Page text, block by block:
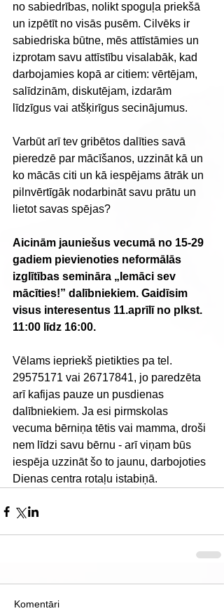
no sabiedrības, nolikt spoguļa priekšā
un izpētīt no visās pusēm. Cilvēks ir
sabiedriska būtne, mēs attīstāmies un
izprotam savu attīstību visalabāk, kad
darbojamies kopā ar citiem: vērtējam,
salīdzinām, diskutējam, izdarām
līdzīgus vai atšķirīgus secinājumus.
Varbūt arī tev gribētos dalīties savā
pieredzē par mācīšanos, uzzināt kā un
ko mācās citi un kā iespējams ātrāk un
pilnvērtīgāk nodarbināt savu prātu un
lietot savas spējas?
Aicinām jauniešus vecumā no 15-29
gadiem pievienoties neformālās
izglītības semināra „Iemāci sev
mācīties!” dalībniekiem. Gaidīsim
visus interesentus 11.aprīlī no plkst.
11:00 līdz 16:00.
Vēlams iepriekš pietikties pa tel.
29575171 vai 26717841, jo paredzēta
arī kafijas pauze un pusdienas
dalībniekiem. Ja esi pirmskolas
vecuma bērniņa tētis vai mamma, droši
nem līdzi savu bērnu - arī viņam būs
iespēja uzzināt šo to jaunu, darbojoties
Dienas centra rotaļu istabiņā.
Komentāri